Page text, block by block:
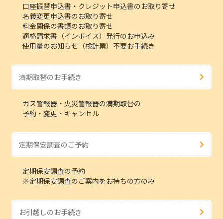
口座振替申込書・クレジット申込書のお取り寄せ
名義変更申込書のお取り寄せ
料金関係の書類のお取り寄せ
適格請求書（インボイス）発行のお申込み
使用量のお知らせ（検針票）不要お手続き
満期取替のお手続き
ガス警報器・火災警報器の満期取替の
予約・変更・キャンセル
定期保安調査のご予約
定期保安調査の予約
※定期保安調査のご案内をお持ちの方のみ
お引越しのお手続き